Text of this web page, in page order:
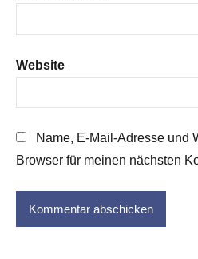
Website
Name, E-Mail-Adresse und
Browser für meinen nächsten